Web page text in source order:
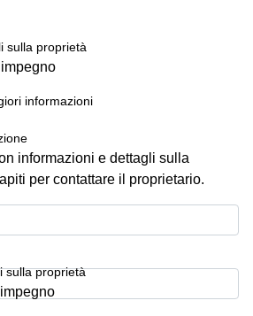
sulla proprietà
informazioni
informazioni e dettagli sulla
per contattare il proprietario.
sulla proprietà